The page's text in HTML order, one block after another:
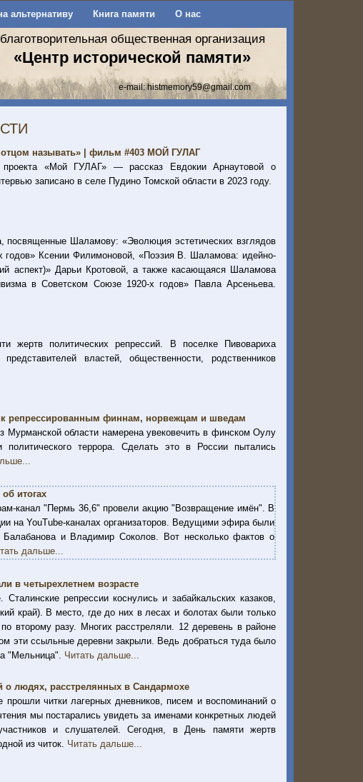
альтернативу Книга памяти О нас
общественная организация
«Центр исторической памяти»
e-mail:histmemory59@gmail.com
называть» | фильм #403 МОЙ ГУЛАГ
«Мой ГУЛАГ» — рассказ Евдокии Арнаутовой о
записано в селе Пудино Томской области в 2023 году.
посвященные Шаламову: «Эволюция эстетических взглядов
годов» Ксении Филимоновой, «Поэзия В. Шаламова: идейно-
аспект)» Дарьи Кротовой, а также касающаяся Шаламова
в Советском Союзе 1920-х годов» Павла Арсеньева.
жертв политических репрессий. В поселке Пивовариха
властей, общественности, родственников
репрессированным финнам, норвежцам и шведам
Мурманской области намерена увековечить в финском Оулу
террора. Сделать это в России пытались
итогах
канал "Пермь 36,6" провели акцию "Возвращение имён". В
на YouTube-каналах организаторов. Ведущими эфира были
и Владимир Соколов. Вот несколько фактов о
дальше...
в четырехлетнем возрасте
репрессии коснулись и забайкальских казаков,
край). В место, где до них в лесах и болотах были только
второму разу. Многих расстреляли. 12 деревень в районе
эти ссыльные деревни закрыли. Ведь добраться туда было
"Мельница". Читать дальше...
о людях, расстрелянных в Сандармохе
читки лагерных дневников, писем и воспоминаний о
мы постарались увидеть за именами конкретных людей
и слушателей. Сегодня, в День памяти жертв
из читок. Читать дальше...